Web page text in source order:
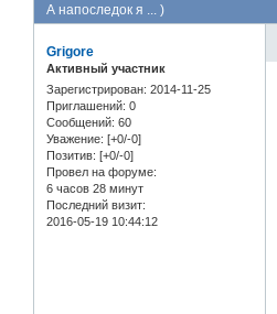
А напоследок я ... )
Grigore
Активный участник
Зарегистрирован: 2014-11-25
Приглашений: 0
Сообщений: 60
Уважение: [+0/-0]
Позитив: [+0/-0]
Провел на форуме:
6 часов 28 минут
Последний визит:
2016-05-19 10:44:12